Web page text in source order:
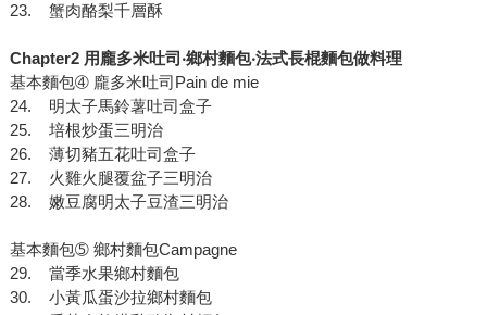
23. 蟹肉酪梨千層酥
Chapter2 用龐多米吐司‧鄉村麵包‧法式長棍麵包做料理
基本麵包➃ 龐多米吐司Pain de mie
24. 明太子馬鈴薯吐司盒子
25. 培根炒蛋三明治
26. 薄切豬五花吐司盒子
27. 火雞火腿覆盆子三明治
28. 嫩豆腐明太子豆渣三明治
基本麵包➄ 鄉村麵包Campagne
29. 當季水果鄉村麵包
30. 小黃瓜蛋沙拉鄉村麵包